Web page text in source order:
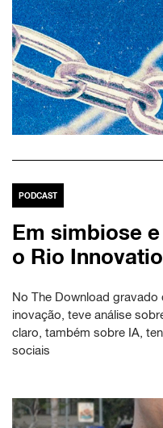
PODCAST
Em simbiose
o Rio
No The Download
inovação, teve análise
claro, também sobre IA,
sociais